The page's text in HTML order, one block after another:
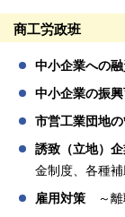
商工労政班
中小企業への
中小企業の振
市営工業団地
誘致（立地）
金制度、各種
雇用対策 ～離